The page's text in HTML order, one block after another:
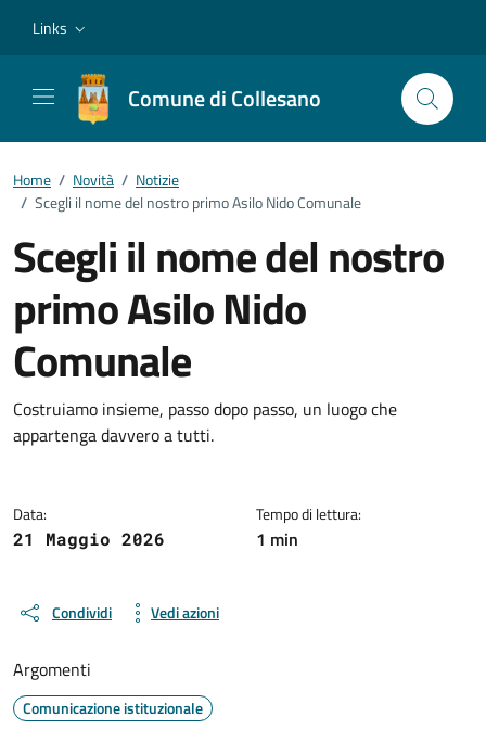
Links
Comune di Collesano
Home / Novità / Notizie
/ Scegli il nome del nostro primo Asilo Nido Comunale
Scegli il nome del nostro
primo Asilo Nido
Comunale
Dettagli della notizia
Costruiamo insieme, passo dopo passo, un luogo che
appartenga davvero a tutti.
Data:
21 Maggio 2026
Tempo di lettura:
1 min
Condividi Vedi azioni
Argomenti
Comunicazione istituzionale